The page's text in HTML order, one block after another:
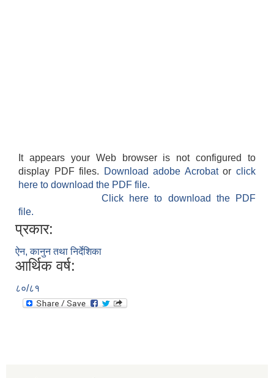
It appears your Web browser is not configured to
display PDF files.
Download adobe Acrobatorclick
here to download the PDF file.
Click here to download the PDF
file.
प्रकार:
ऐन, कानुन तथा निर्देशिका
आर्थिक वर्ष:
८०/८१